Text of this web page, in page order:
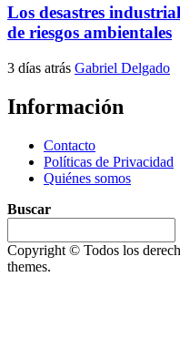
Los desastres
de riesgos ambientales
3 días atrás Gabriel Delgado
Información
Contacto
Políticas de Privacidad
Quiénes somos
Buscar
Copyright © Todos los
themes.